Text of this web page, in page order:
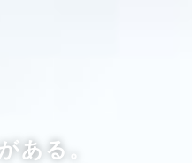
ある。